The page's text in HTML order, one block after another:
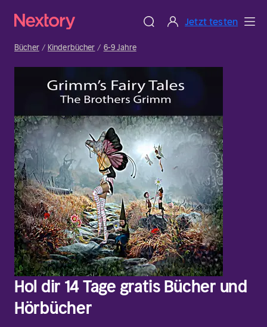
Jetzt testen
Bücher Kinderbücher 6-9 Jahre
Hol dir 14 Tage gratis Bücher und
Hörbücher